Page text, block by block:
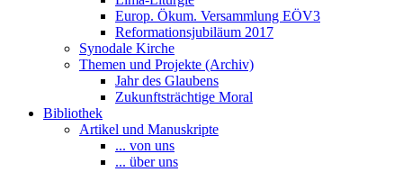
Europ. Ökum. Versammlung EÖV3
Reformationsjubiläum 2017
Synodale Kirche
Themen und Projekte (Archiv)
Jahr des Glaubens
Zukunftsträchtige Moral
Bibliothek
Artikel und Manuskripte
... von uns
... über uns